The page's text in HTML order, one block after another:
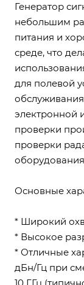
Генератор
небольшим
питания и
среде, что
для полевой
электронной
проверки
проверки
Основные
* Широкий
* Высокое
* Отличные
дБн/Гц при